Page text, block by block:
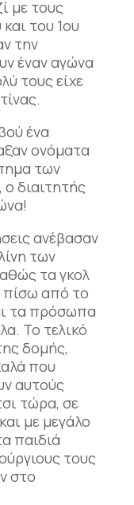
με τους
του 1ου
την
έναν αγώνα
τους είχε
ένα
ονόματα
των
διαιτητής
ανέβασαν
των
τα γκολ
πίσω από το
τα πρόσωπα
Το τελικό
δομής,
που
αυτούς
τώρα, σε
με μεγάλο
παιδιά
τους
στο